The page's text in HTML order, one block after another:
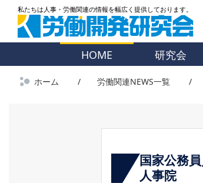
HOME 研究会
ホーム 労働関連NEWS一覧
国家公務
人事院